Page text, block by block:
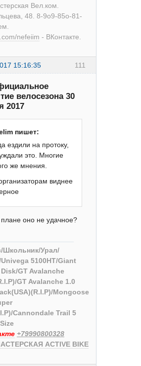
Вел.ком.
48. 8-9о9-85о-81-
nefeiim - ВКонтакте.
111
15:16:35
велосезона 30
2017
пишет:
ездили на протоку,
это. Многие
же мнения.
виднее
плане оно не удачное?
Школьник/Урал/
Univega 5100HT/Giant
GT Avalanche
GT Avalanche 1.0
Mongoose
Cannondale Trail 5
+79990800328
ACTIVE BIKE